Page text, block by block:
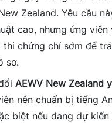
Zealand. Yêu cầu
cao, nhưng ứng viên
thi chứng chỉ sớm để
sơ.
AEWV New Zealand
nên chuẩn bị tiếng
biệt nếu đang dự